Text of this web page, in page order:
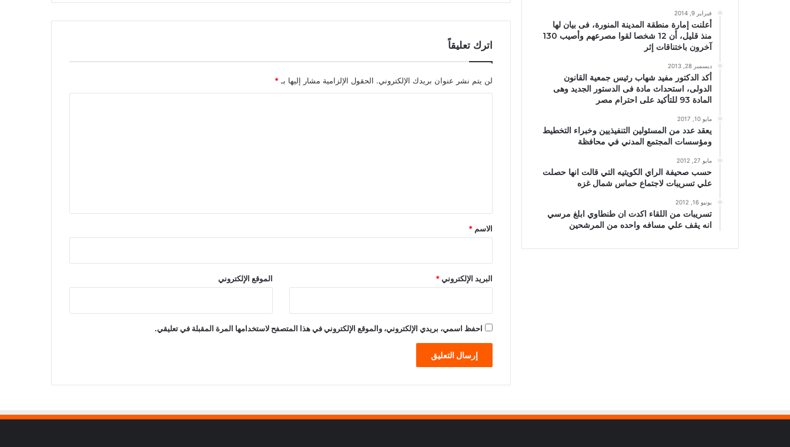
اترك تعليقاً
لن يتم نشر عنوان بريدك الإلكتروني. الحقول الإلزامية مشار إليها بـ *
*
الاسم *
البريد الإلكتروني* الموقع الإلكتروني
احفظ اسمي، بريدي الإلكتروني، والموقع الإلكتروني في هذا المتصفح لاستخدامها المرة المقبلة في تعليقي.
فبراير 9, 2014
أعلنت إمارة منطقة المدينة المنورة، فى بيان لها
منذ قليل، أن 12 شخصا لقوا مصرعهم وأصيب 130
آخرون باختناقات إثر
ديسمبر 28, 2013
أكد الدكتور مفيد شهاب رئيس جمعية القانون
الدولى، استحداث مادة فى الدستور الجديد وهى
المادة 93 للتأكيد على احترام مصر
مايو 10, 2017
يعقد عدد من المسئولين التنفيذيين وخبراء التخطيط
ومؤسسات المجتمع المدني في محافظة
مايو 27, 2012
حسب صحيفة الراي الكويتيه التي قالت انها حصلت
علي تسريبات لاجتماع حماس شمال غزه
يونيو 16, 2012
تسريبات من اللقاء اكدت ان طنطاوي ابلغ مرسي
انه يقف علي مسافه واحده من المرشحين